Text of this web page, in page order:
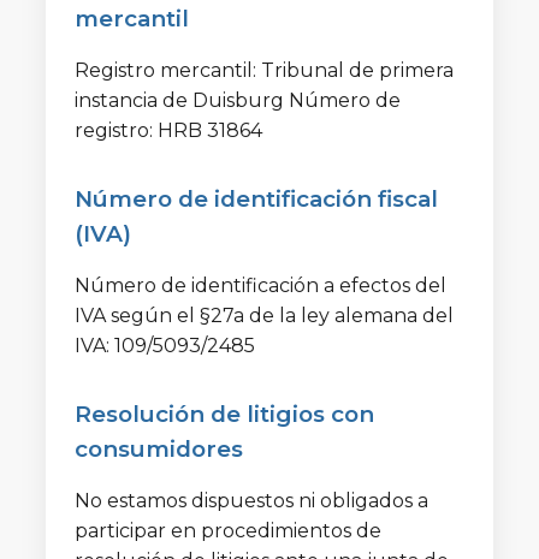
mercantil
Registro mercantil: Tribunal de primera
instancia de Duisburg Número de
registro: HRB 31864
Número de identificación fiscal
(IVA)
Número de identificación a efectos del
IVA según el §27a de la ley alemana del
IVA: 109/5093/2485
Resolución de litigios con
consumidores
No estamos dispuestos ni obligados a
participar en procedimientos de